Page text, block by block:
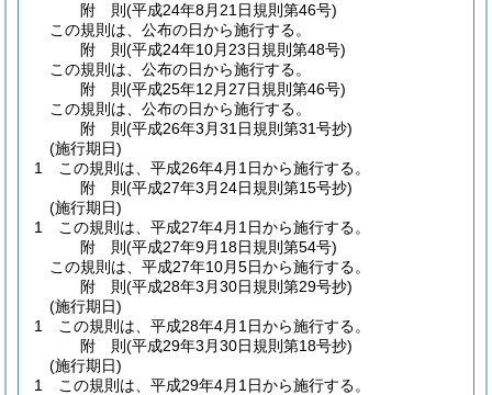
附 則(平成24年8月21日規則第46号)
この規則は、公布の日から施行する。
附 則(平成24年10月23日規則第48号)
この規則は、公布の日から施行する。
附 則(平成25年12月27日規則第46号)
この規則は、公布の日から施行する。
附 則(平成26年3月31日規則第31号抄)
(施行期日)
1
この規則は、平成26年4月1日から施行する。
附 則(平成27年3月24日規則第15号抄)
(施行期日)
1
この規則は、平成27年4月1日から施行する。
附 則(平成27年9月18日規則第54号)
この規則は、平成27年10月5日から施行する。
附 則(平成28年3月30日規則第29号抄)
(施行期日)
1
この規則は、平成28年4月1日から施行する。
附 則(平成29年3月30日規則第18号抄)
(施行期日)
1
この規則は、平成29年4月1日から施行する。